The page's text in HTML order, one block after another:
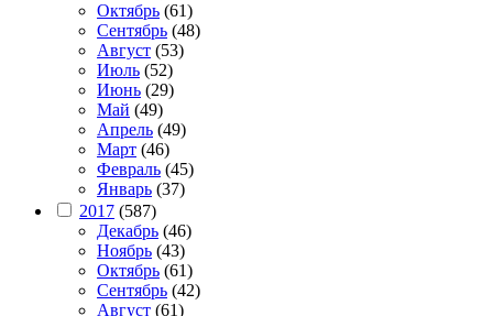
Октябрь (61)
Сентябрь (48)
Август (53)
Июль (52)
Июнь (29)
Май (49)
Апрель (49)
Март (46)
Февраль (45)
Январь (37)
2017 (587)
Декабрь (46)
Ноябрь (43)
Октябрь (61)
Сентябрь (42)
Август (61)